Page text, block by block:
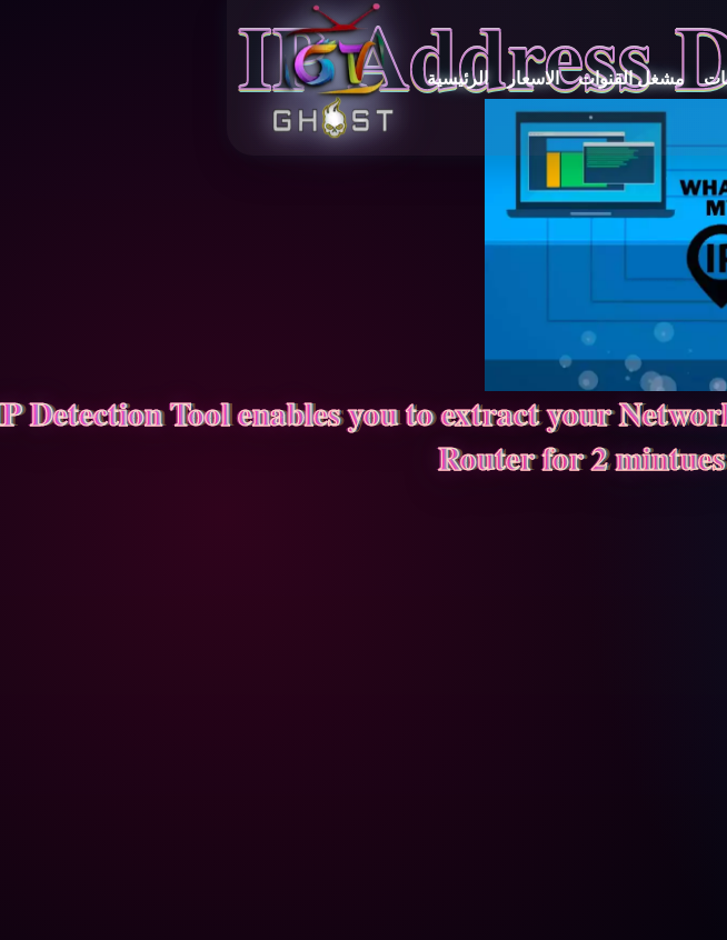
الرئيسية الاسعار مشغل القنوات
IP Address
Detection Tool enables you to extract your
Router for 2